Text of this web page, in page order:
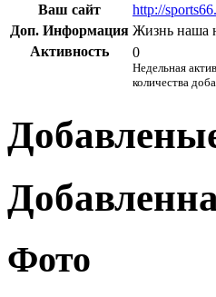
Ваш сайт
http://
Доп. Информация Жизнь наша
Активность
0
Недельная
количества
Фото